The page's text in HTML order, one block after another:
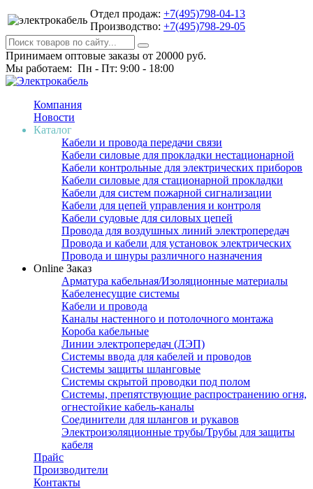
Отдел продаж: +7(495)798-04-13
Производство: +7(495)798-29-05
Принимаем оптовые заказы от 20000 руб.
Мы работаем: Пн - Пт: 9:00 - 18:00
Компания
Новости
Каталог
Кабели и провода передачи связи
Кабели силовые для прокладки нестационарной
Кабели контрольные для электрических приборов
Кабели силовые для стационарной прокладки
Кабели для систем пожарной сигнализации
Кабели для цепей управления и контроля
Кабели судовые для силовых цепей
Провода для воздушных линий электропередач
Провода и кабели для установок электрических
Провода и шнуры различного назначения
Online Заказ
Арматура кабельная/Изоляционные материалы
Кабеленесущие системы
Кабели и провода
Каналы настенного и потолочного монтажа
Короба кабельные
Линии электропередач (ЛЭП)
Системы ввода для кабелей и проводов
Системы защиты шланговые
Системы скрытой проводки под полом
Системы, препятствующие распространению огня,
огнестойкие кабель-каналы
Соединители для шлангов и рукавов
Электроизоляционные трубы/Трубы для защиты
кабеля
Прайс
Производители
Контакты